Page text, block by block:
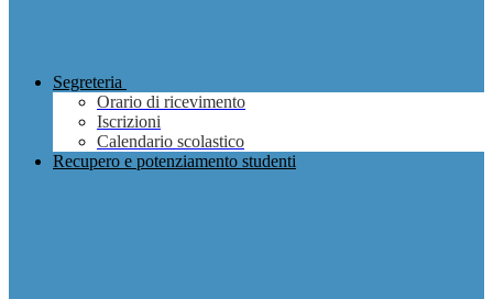
Segreteria
Orario di ricevimento
Iscrizioni
Calendario scolastico
Recupero e potenziamento studenti